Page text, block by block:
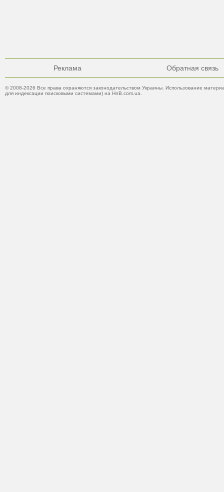
Реклама Обратная связь
© 2008-2026 Все права охраняются законодательством Украины. Использование
для индексации поисковыми системами) на HnB.com.ua.